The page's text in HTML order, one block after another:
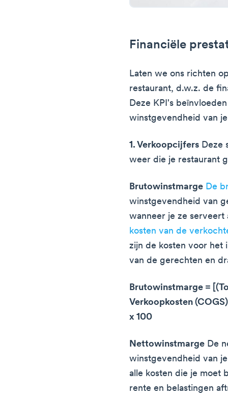
Financiële
Laten we ons richten
restaurant, d.w.z. de
Deze KPI's
winstgevendheid van
1. Verkoopcijfers Deze
weer die je restaurant
Brutowinstmarge De
winstgevendheid van
wanneer je ze serveert
kosten van de
zijn de kosten voor het
van de gerechten en
Brutowinstmarge =
Verkoopkosten
x 100
Nettowinstmarge De
winstgevendheid van
alle kosten die je moet
rente en belastingen